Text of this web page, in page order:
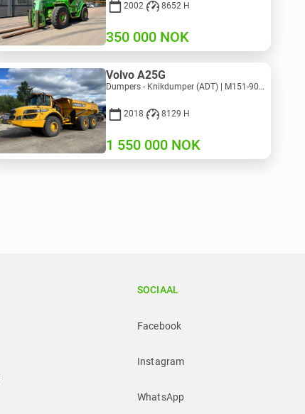
2002 8652 H
350 000 NOK
Volvo A25G
Dumpers - Knikdumper (ADT) | M151-9001 | 2729
2018 8129 H
1 550 000 NOK
SOCIAAL
Facebook
Instagram
WhatsApp